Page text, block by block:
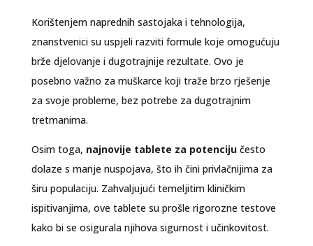
Korištenjem naprednih sastojaka i tehnologija,
znanstvenici su uspjeli razviti formule koje omogućuju
brže djelovanje i dugotrajnije rezultate. Ovo je
posebno važno za muškarce koji traže brzo rješenje
za svoje probleme, bez potrebe za dugotrajnim
tretmanima.
Osim toga, najnovije tablete za potencijučesto
dolaze s manje nuspojava, što ih čini privlačnijima za
širu populaciju. Zahvaljujući temeljitim kliničkim
ispitivanjima, ove tablete su prošle rigorozne testove
kako bi se osigurala njihova sigurnost i učinkovitost.